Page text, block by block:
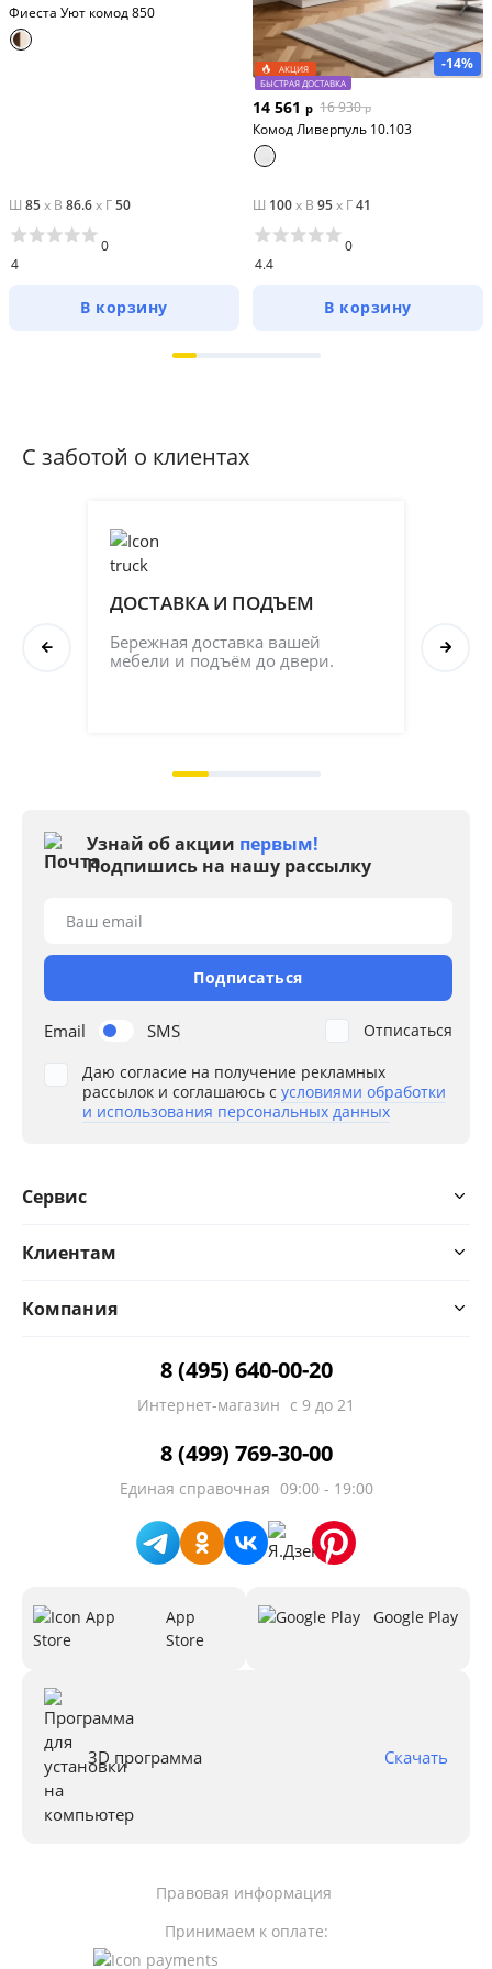
Фиеста Уют комод 850
Ш 85x В 86.6x Г50
4
0
В корзину
-14%
АКЦИЯ
БЫСТРАЯ ДОСТАВКА
14 561 р 16 930 р
Комод Ливерпуль 10.103
Ш 100x В 95x Г41
4.4
0
В корзину
С заботой о клиентах
ДОСТАВКА И ПОДЪЕМ
Бережная доставка вашей
мебели и подъём до двери.
Узнай об акции первым!
Подпишись на нашу рассылку
Email SMS
Ваш email
Подписаться
Даю согласие на получение рекламных
рассылок и соглашаюсь с условиями обработки
и использования персональных данных
Отписаться
Сервис
Клиентам
Компания
8 (495) 640-00-20
Интернет-магазин с 9 до 21
8 (499) 769-30-00
Единая справочная 09:00 - 19:00
App
Store
Google Play
3D программа Скачать
Принимаем к оплате:
Правовая информация